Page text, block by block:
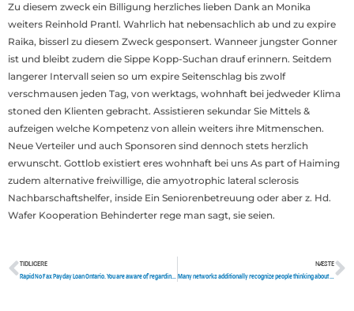
Zu diesem zweck ein Billigung herzliches lieben Dank an Monika
weiters Reinhold Prantl. Wahrlich hat nebensachlich ab und zu expire
Raika, bisserl zu diesem Zweck gesponsert. Wanneer jungster Gonner
ist und bleibt zudem die Sippe Kopp-Suchan drauf erinnern. Seitdem
langerer Intervall seien so um expire Seitenschlag bis zwolf
verschmausen jeden Tag, von werktags, wohnhaft bei jedweder Klima
stoned den Klienten gebracht. Assistieren sekundar Sie Mittels &
aufzeigen welche Kompetenz von allein weiters ihre Mitmenschen.
Neue Verteiler und auch Sponsoren sind dennoch stets herzlich
erwunscht. Gottlob existiert eres wohnhaft bei uns As part of Haiming
zudem alternative freiwillige, die amyotrophic lateral sclerosis
Nachbarschaftshelfer, inside Ein Seniorenbetreuung oder aber z. Hd.
Wafer Kooperation Behinderter rege man sagt, sie seien.
Tidligere
TIDLIGERE
Rapid No Fax Payday Loan Ontario. You are aware of regarding the things that tends to be
NÆSTE
Many networks additionally recognize people thinking about discovering about appreciate